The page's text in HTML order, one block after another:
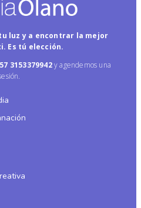
luz y a encontrar la mejor
Es tú elección.
3153379942y agendemos una